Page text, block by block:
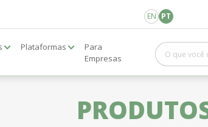
EN PT
Plataformas
Para
Empresas